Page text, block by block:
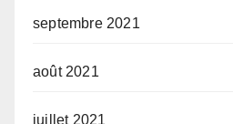
septembre 2021
août 2021
juillet 2021